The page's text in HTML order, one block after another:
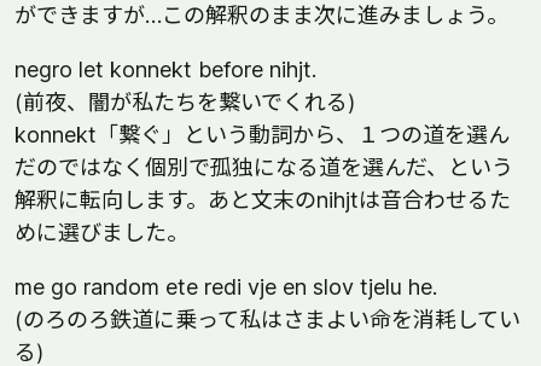
ができますが…この解釈のまま次に進みましょう。
negro let konnekt before nihjt.
(前夜、闇が私たちを繋いでくれる)
konnekt「繋ぐ」という動詞から、１つの道を選ん
だのではなく個別で孤独になる道を選んだ、という
解釈に転向します。あと文末のnihjtは音合わせるた
めに選びました。
me go random ete redi vje en slov tjelu he.
(のろのろ鉄道に乗って私はさまよい命を消耗してい
る)